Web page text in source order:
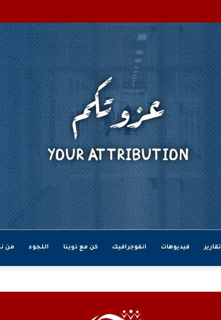
تقارير فيديوهات انفوجرافيك كن مع ذوينا اللجوء من